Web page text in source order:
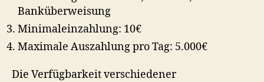
Banküberweisung
Minimaleinzahlung: 10€
Maximale Auszahlung pro Tag: 5.000€
Die Verfügbarkeit verschiedener